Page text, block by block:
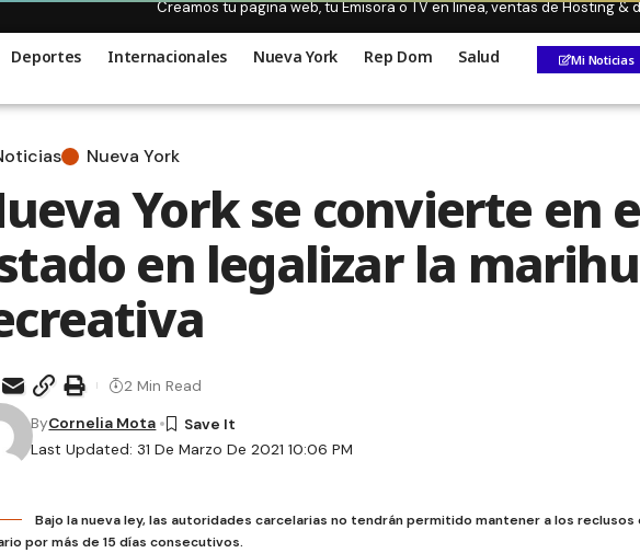
Creamos tu pagina web, tu Emisora o TV en linea, ventas de Hosting &
Deportes Internacionales Nueva York Rep Dom Salud Mi Noticias
Nueva York
York se convierte en
en legalizar la
Last Updated: 31 De Marzo De 2021 10:06 PM
ByCornelia Mota
2 Min Read
Bajo la nueva ley, las autoridades carcelarias no tendrán permitido mantener a los reclusos
por más de 15 días consecutivos.